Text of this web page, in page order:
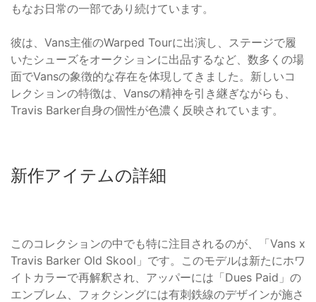
もなお日常の一部であり続けています。
彼は、Vans主催のWarped Tourに出演し、ステージで履
いたシューズをオークションに出品するなど、数多くの場
面でVansの象徴的な存在を体現してきました。新しいコ
レクションの特徴は、Vansの精神を引き継ぎながらも、
Travis Barker自身の個性が色濃く反映されています。
新作アイテムの詳細
このコレクションの中でも特に注目されるのが、「Vans x
Travis Barker Old Skool」です。このモデルは新たにホワ
イトカラーで再解釈され、アッパーには「Dues Paid」の
エンブレム、フォクシングには有刺鉄線のデザインが施さ